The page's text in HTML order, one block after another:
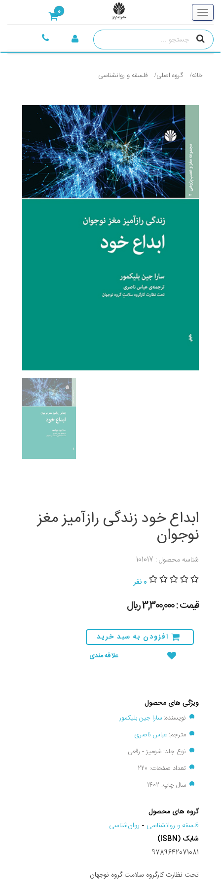
0
خانه گروه اصلی فلسفه و روانشناسی
ابداع خود زندگی رازآمیز مغز
نوجوان
شناسه محصول : 101017
0 نفر
قیمت : 3,300,000 ريال
افزودن به سبد خرید
علاقه مندی
ویژگی های محصول
نویسنده: سارا جین بلیکمور
مترجم: عباس ناصری
نوع جلد: شومیز - رقعی
تعداد صفحات: 220
سال چاپ: 1402
گروه های محصول
فلسفه و روانشناسی - روان‌شناسی
شابک (ISBN)
9789642071081
تحت نظارت کارگروه سلامت گروه نوجهان